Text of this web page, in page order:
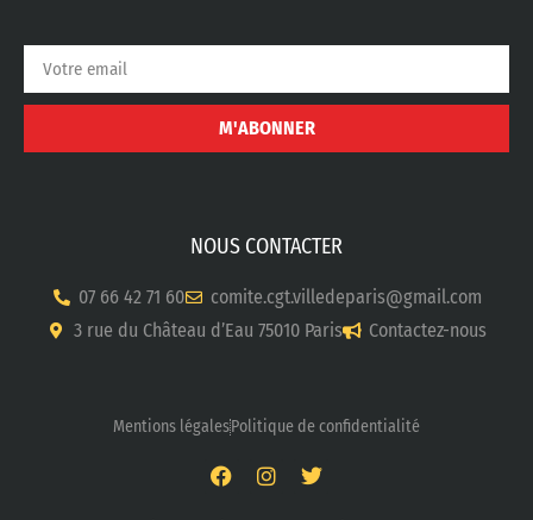
M'ABONNER
NOUS CONTACTER
07 66 42 71 60
comite.cgt.villedeparis@gmail.com
3 rue du Château d’Eau 75010 Paris
Contactez-nous
Mentions légalesPolitique de confidentialité